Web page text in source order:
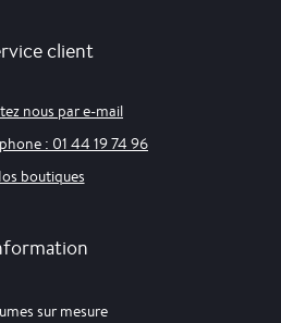
client
nous par e-mail
: 01 44 19 74 96
boutiques
sur mesure